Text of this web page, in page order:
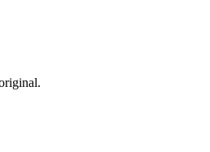
pedido.